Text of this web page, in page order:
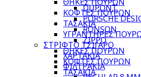
ΚΟΦΤΕΣ ΠΟΥΡΩΝ
ΤΑΣΑΚΙΑ
ΥΓΡΑΝΤΗΡΕΣ
ΣΤΡΙΦΤΟ ΤΣΙΓΑΡΟ
ΧΑΡΤΑΚΙΑ
ΦΙΛΤΡΑΚΙΑ
DUPONT
PORSCHE
RONSON
ZIPPO
ΘΗΚΕΣ ΠΟΥΡΩΝ
ΚΟΦΤΕΣ ΠΟΥΡΩΝ
ΤΑΣΑΚΙΑ